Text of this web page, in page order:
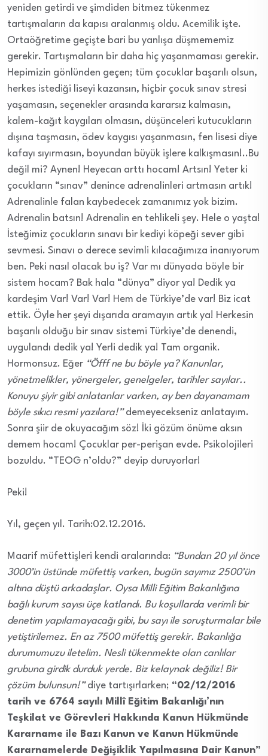
yeniden getirdi ve şimdiden bitmez tükenmez
tartışmaların da kapısı aralanmış oldu. Acemilik işte.
Ortaöğretime geçişte bari bu yanlışa düşmememiz
gerekir. Tartışmaların bir daha hiç yaşanmaması gerekir.
Hepimizin gönlünden geçen; tüm çocuklar başarılı olsun,
herkes istediği liseyi kazansın, hiçbir çocuk sınav stresi
yaşamasın, seçenekler arasında kararsız kalmasın,
kalem-kağıt kaygıları olmasın, düşünceleri kutucukların
dışına taşmasın, ödev kaygısı yaşanmasın, fen lisesi diye
kafayı sıyırmasın, boyundan büyük işlere kalkışmasın!..Bu
değil mi? Aynen! Heyecan arttı hocam! Artsın! Yeter ki
çocukların “sınav” denince adrenalinleri artmasın artık!
Adrenalinle falan kaybedecek zamanımız yok bizim.
Adrenalin batsın! Adrenalin en tehlikeli şey. Hele o yaşta!
İsteğimiz çocukların sınavı bir kediyi köpeği sever gibi
sevmesi. Sınavı o derece sevimli kılacağımıza inanıyorum
ben. Peki nasıl olacak bu iş? Var mı dünyada böyle bir
sistem hocam? Bak hala “dünya” diyor ya! Dedik ya
kardeşim Var! Var! Var! Hem de Türkiye’de var! Biz icat
ettik. Öyle her şeyi dışarıda aramayın artık ya! Herkesin
başarılı olduğu bir sınav sistemi Türkiye’de denendi,
uygulandı dedik ya! Yerli dedik ya! Tam organik.
Hormonsuz. Eğer “Öfff ne bu böyle ya? Kanunlar,
yönetmelikler, yönergeler, genelgeler, tarihler sayılar..
Konuyu şiyir gibi anlatanlar varken, ay ben dayanamam
böyle sıkıcı resmi yazılara!”demeyecekseniz anlatayım.
Sonra şiir de okuyacağım söz! İki gözüm önüme aksın
demem hocam! Çocuklar per-perişan evde. Psikolojileri
bozuldu. “TEOG n’oldu?” deyip duruyorlar!
Peki!
Yıl, geçen yıl. Tarih:02.12.2016.
Maarif müfettişleri kendi aralarında: “Bundan 20 yıl önce
3000’in üstünde müfettiş varken, bugün sayımız 2500’ün
altına düştü arkadaşlar. Oysa Milli Eğitim Bakanlığına
bağlı kurum sayısı üçe katlandı. Bu koşullarda verimli bir
denetim yapılamayacağı gibi, bu sayı ile soruşturmalar bile
yetiştirilemez. En az 7500 müfettiş gerekir. Bakanlığa
durumumuzu iletelim. Nesli tükenmekte olan canlılar
grubuna girdik durduk yerde. Biz kelaynak değiliz! Bir
çözüm bulunsun!”diye tartışırlarken; “02/12/2016
tarih ve 6764 sayılı Millî Eğitim Bakanlığı’nın
Teşkilat ve Görevleri Hakkında Kanun Hükmünde
Kararname ile Bazı Kanun ve Kanun Hükmünde
Kararnamelerde Değişiklik Yapılmasına Dair Kanun”